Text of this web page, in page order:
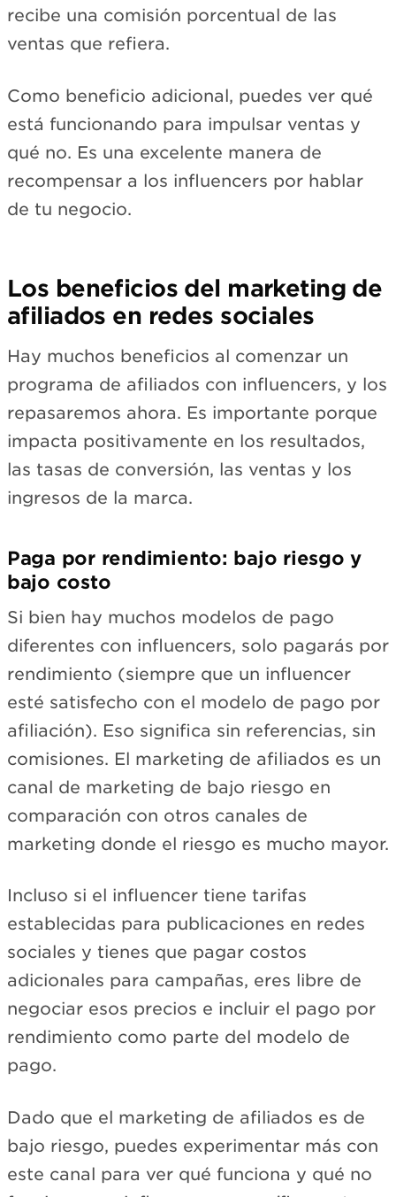
recibe una comisión porcentual de las
ventas que refiera.
Como beneficio adicional, puedes ver qué
está funcionando para impulsar ventas y
qué no. Es una excelente manera de
recompensar a los influencers por hablar
de tu negocio.
Los beneficios del marketing de
afiliados en redes sociales
Hay muchos beneficios al comenzar un
programa de afiliados con influencers, y los
repasaremos ahora. Es importante porque
impacta positivamente en los resultados,
las tasas de conversión, las ventas y los
ingresos de la marca.
Paga por rendimiento: bajo riesgo y
bajo costo
Si bien hay muchos modelos de pago
diferentes con influencers, solo pagarás por
rendimiento (siempre que un influencer
esté satisfecho con el modelo de pago por
afiliación). Eso significa sin referencias, sin
comisiones. El marketing de afiliados es un
canal de marketing de bajo riesgo en
comparación con otros canales de
marketing donde el riesgo es mucho mayor.
Incluso si el influencer tiene tarifas
establecidas para publicaciones en redes
sociales y tienes que pagar costos
adicionales para campañas, eres libre de
negociar esos precios e incluir el pago por
rendimiento como parte del modelo de
pago.
Dado que el marketing de afiliados es de
bajo riesgo, puedes experimentar más con
este canal para ver qué funciona y qué no